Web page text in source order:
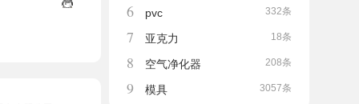
332条
6 pvc
18条
7 亚克力
208条
8 空气净化器
3057条
9 模具